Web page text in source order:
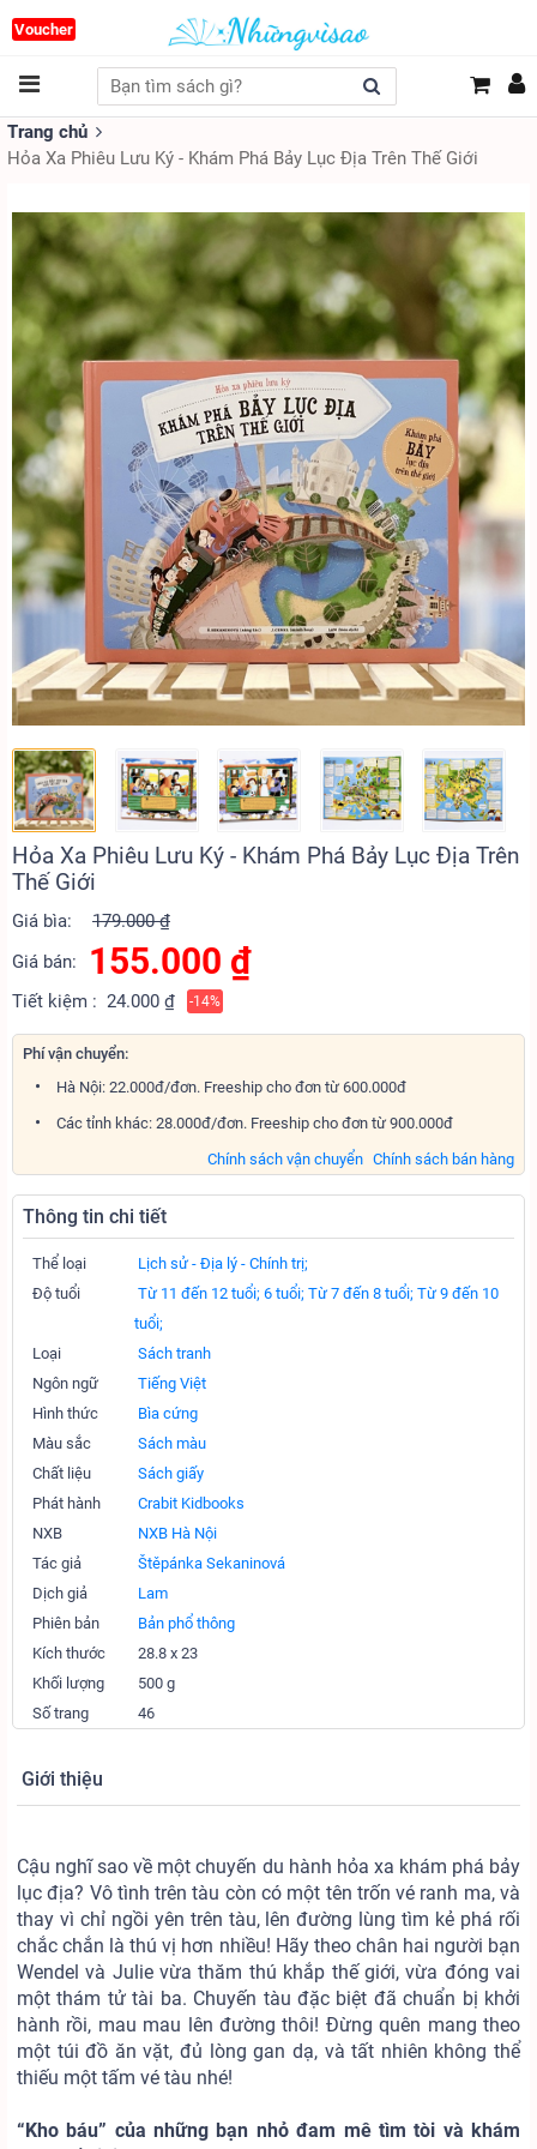
Voucher
Trang chủ
Hỏa Xa Phiêu Lưu Ký - Khám Phá Bảy Lục Địa Trên Thế Giới
Hỏa Xa Phiêu Lưu Ký - Khám Phá Bảy Lục Địa Trên
Thế Giới
Giá bìa:
179.000 ₫
Giá bán:
155.000 ₫
Tiết kiệm : 24.000 ₫ -14%
Phí vận chuyển:
Hà Nội: 22.000đ/đơn. Freeship cho đơn từ 600.000đ
Các tỉnh khác: 28.000đ/đơn. Freeship cho đơn từ 900.000đ
Chính sách bán hàng
Chính sách vận chuyển
Thông tin chi tiết
Thể loại
Lịch sử - Địa lý - Chính trị;
Độ tuổi
Từ 11 đến 12 tuổi; 6 tuổi; Từ 7 đến 8 tuổi; Từ 9 đến 10
tuổi;
Loại
Sách tranh
Ngôn ngữ
Tiếng Việt
Hình thức
Bìa cứng
Màu sắc
Sách màu
Chất liệu
Sách giấy
Phát hành
Crabit Kidbooks
NXB
NXB Hà Nội
Tác giả
Štěpánka Sekaninová
Dịch giả
Lam
Phiên bản
Bản phổ thông
Kích thước
28.8 x 23
Khối lượng
500 g
Số trang
46
Giới thiệu
Cậu nghĩ sao về một chuyến du hành hỏa xa khám phá bảy
lục địa? Vô tình trên tàu còn có một tên trốn vé ranh ma, và
thay vì chỉ ngồi yên trên tàu, lên đường lùng tìm kẻ phá rối
chắc chắn là thú vị hơn nhiều! Hãy theo chân hai người bạn
Wendel và Julie vừa thăm thú khắp thế giới, vừa đóng vai
một thám tử tài ba. Chuyến tàu đặc biệt đã chuẩn bị khởi
hành rồi, mau mau lên đường thôi! Đừng quên mang theo
một túi đồ ăn vặt, đủ lòng gan dạ, và tất nhiên không thể
thiếu một tấm vé tàu nhé!
“Kho báu” của những bạn nhỏ đam mê tìm tòi và khám